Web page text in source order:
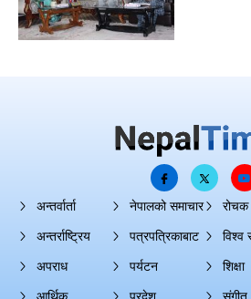
अन्तर्वार्ता
अन्तर्राष्ट्रिय
अपराध
नेपालको समाचार
पत्रपत्रिकाबाट
पर्यटन
रोचक
विश्व
शिक्षा